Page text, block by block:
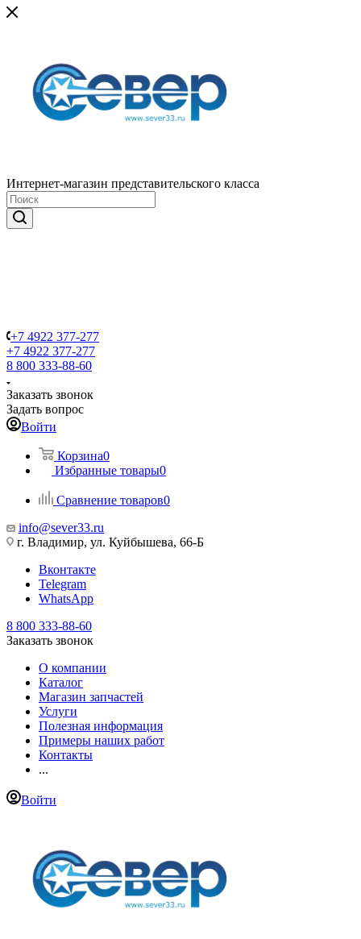
Интернет-магазин представительского класса
+7 4922 377-277
+7 4922 377-277
8 800 333-88-60
Заказать звонок
Задать вопрос
Войти
Корзина0
Избранные товары0
Сравнение товаров0
info@sever33.ru
г. Владимир, ул. Куйбышева, 66-Б
Вконтакте
Telegram
WhatsApp
8 800 333-88-60
Заказать звонок
О компании
Каталог
Магазин запчастей
Услуги
Полезная информация
Примеры наших работ
Контакты
...
Войти